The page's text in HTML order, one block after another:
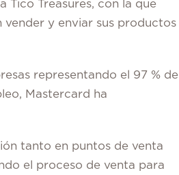
Tico Treasures, con la que
vender y enviar sus productos
representando el 97 % de
Mastercard ha
tanto en puntos de venta
el proceso de venta para